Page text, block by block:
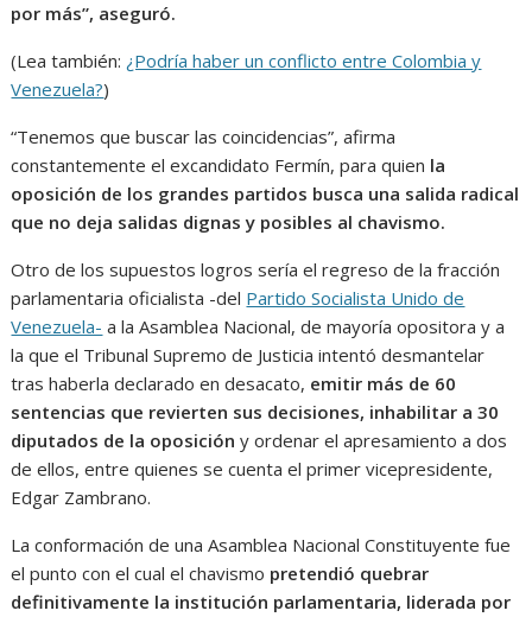
por más”, aseguró.
(Lea también: ¿Podría haber un conflicto entre Colombia y
Venezuela?)
“Tenemos que buscar las coincidencias”, afirma
constantemente el excandidato Fermín, para quien la
oposición de los grandes partidos busca una salida radical
que no deja salidas dignas y posibles al chavismo.
Otro de los supuestos logros sería el regreso de la fracción
parlamentaria oficialista -del Partido Socialista Unido de
Venezuela- a la Asamblea Nacional, de mayoría opositora y a
la que el Tribunal Supremo de Justicia intentó desmantelar
tras haberla declarado en desacato, emitir más de 60
sentencias que revierten sus decisiones, inhabilitar a 30
diputados de la oposicióny ordenar el apresamiento a dos
de ellos, entre quienes se cuenta el primer vicepresidente,
Edgar Zambrano.
La conformación de una Asamblea Nacional Constituyente fue
el punto con el cual el chavismo pretendió quebrar
definitivamente la institución parlamentaria, liderada por